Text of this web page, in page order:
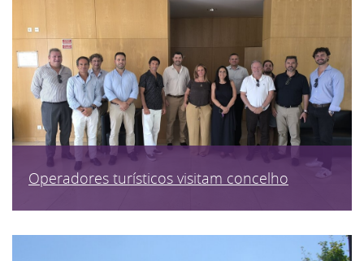
Operadores turísticos visitam concelho